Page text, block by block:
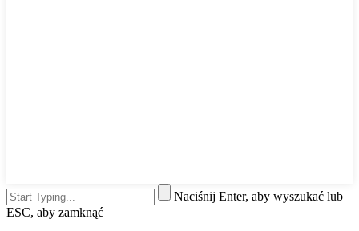
Naciśnij Enter, aby wyszukać lub
ESC, aby zamknąć